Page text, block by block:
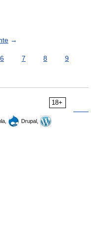
→
6 7 8
9
18+
Drupal,